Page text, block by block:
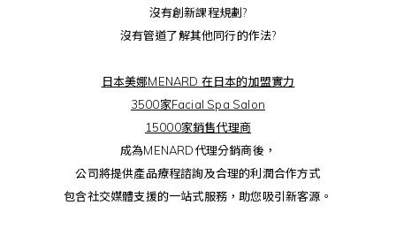
沒有創新課程規劃?
沒有管道了解其他同行的作法?
日本美娜MENARD 在日本的加盟實力
3500家Facial Spa Salon
15000家銷售代理商
成為MENARD代理分銷商後，
公司將提供產品療程諮詢及合理的利潤合作方式
包含社交媒體支援的一站式服務，助您吸引新客源。